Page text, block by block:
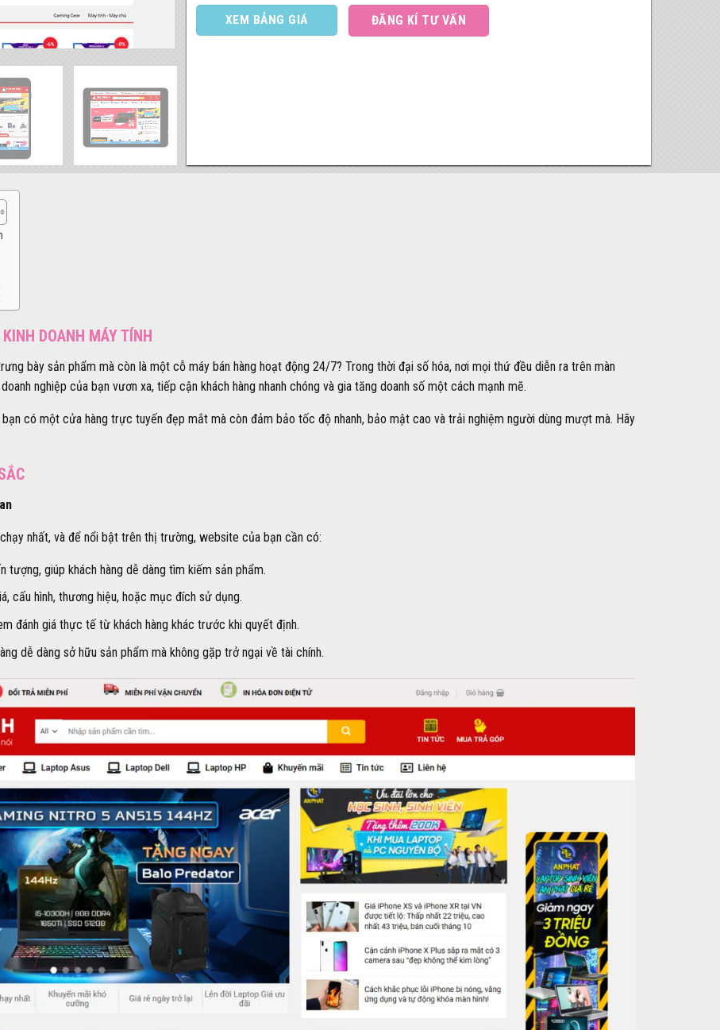
XEM BẢNG GIÁ ĐĂNG KÍ TƯ VẤN
DOANH MÁY TÍNH
bày sản phẩm mà còn là một cỗ máy bán hàng hoạt động 24/7? Trong thời đại số hóa, nơi mọi thứ đều diễn ra trên màn
nghiệp của bạn vươn xa, tiếp cận khách hàng nhanh chóng và gia tăng doanh số một cách mạnh mẽ.
có một cửa hàng trực tuyến đẹp mắt mà còn đảm bảo tốc độ nhanh, bảo mật cao và trải nghiệm người dùng mượt mà. Hãy
nhất, và để nổi bật trên thị trường, website của bạn cần có:
giúp khách hàng dễ dàng tìm kiếm sản phẩm.
cấu hình, thương hiệu, hoặc mục đích sử dụng.
đánh giá thực tế từ khách hàng khác trước khi quyết định.
dễ dàng sở hữu sản phẩm mà không gặp trở ngại về tài chính.